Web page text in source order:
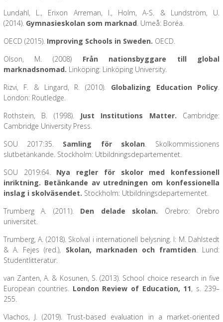
Lundahl, L., Erixon Arreman, I., Holm, A-S. & Lundström, U.
(2014). Gymnasieskolan som marknad. Umeå: Boréa.
OECD (2015). Improving Schools in Sweden. OECD.
Olson, M. (2008) Från nationsbyggare till global
marknadsnomad. Linköping: Linköping University.
Rizvi, F. & Lingard, R. (2010). Globalizing Education Policy.
London: Routledge.
Rothstein, B. (1998).
Just Institutions Matter. Cambridge:
Cambridge University Press.
SOU 2017:35. Samling för skolan. Skolkommissionens
slutbetänkande. Stockholm: Utbildningsdepartementet.
SOU 2019:64. Nya regler för skolor med konfessionell
inriktning. Betänkande av utredningen om konfessionella
inslag i skolväsendet. Stockholm: Utbildningsdepartementet.
Trumberg A. (2011). Den delade skolan. Örebro: Örebro
universitet.
Trumberg, A. (2018). Skolval i internationell belysning. I: M. Dahlstedt
& A. Fejes (red.), Skolan, marknaden och framtiden. Lund:
Studentlitteratur.
van Zanten, A. & Kosunen, S. (2013). School choice research in five
European countries. London Review of Education, 11, s. 239–
255.
Vlachos, J. (2019). Trust-based evaluation in a market-oriented